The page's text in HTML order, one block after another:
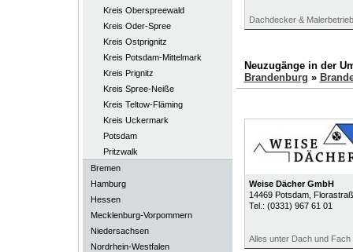
Kreis Oberspreewald
Kreis Oder-Spree
Kreis Ostprignitz
Kreis Potsdam-Mittelmark
Kreis Prignitz
Kreis Spree-Neiße
Kreis Teltow-Fläming
Kreis Uckermark
Potsdam
Pritzwalk
Bremen
Hamburg
Hessen
Mecklenburg-Vorpommern
Niedersachsen
Nordrhein-Westfalen
Dachdecker & Malerbetrieb
Neuzugänge in der
Brandenburg »
Weise Dächer GmbH
14469 Potsdam,
Tel.: (0331) 967 61 01
Alles unter Dach und Fach